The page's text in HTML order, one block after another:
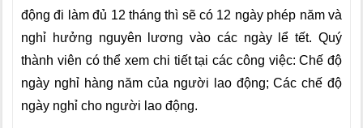
động đi làm đủ 12 tháng thì sẽ có 12 ngày phép năm và
nghỉ hưởng nguyên lương vào các ngày lể tết. Quý
thành viên có thể xem chi tiết tại các công việc: Chế độ
ngày nghỉ hàng năm của người lao động; Các chế độ
ngày nghỉ cho người lao động.